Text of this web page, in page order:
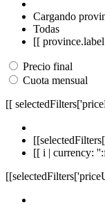
Cargando
Todas
[[
Precio final
Cuota mensual
[[
[[ i | currency: